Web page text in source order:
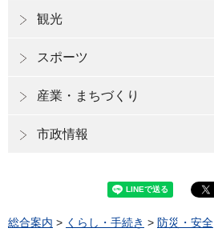
観光
スポーツ
産業・まちづくり
市政情報
総合案内 > くらし・手続き > 防災・安全